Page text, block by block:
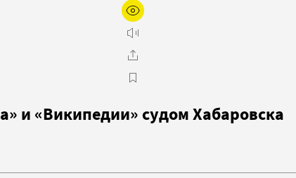
и «Википедии» судом Хабаровска